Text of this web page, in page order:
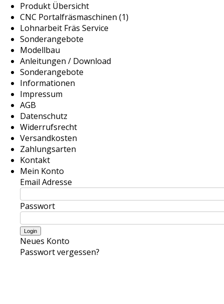
Produkt Übersicht
CNC Portalfräsmaschinen (1)
Lohnarbeit Fräs Service
Sonderangebote
Modellbau
Anleitungen / Download
Sonderangebote
Informationen
Impressum
AGB
Datenschutz
Widerrufsrecht
Versandkosten
Zahlungsarten
Kontakt
Mein Konto
Email Adresse
Passwort
Neues Konto
Passwort vergessen?